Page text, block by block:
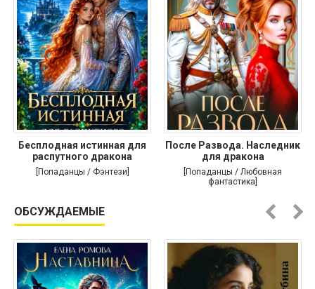
Бесплодная истинная для
распутного дракона
[Попаданцы / Фэнтези]
После Развода. Наследник
для дракона
[Попаданцы / Любовная
фантастика]
ОБСУЖДАЕМЫЕ